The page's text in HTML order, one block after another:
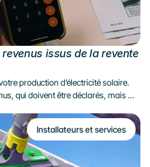
issus de la revente
production d’électricité solaire.
qui doivent être déclarés, mais
la puissance de votre installation
dans cet article les cas de figure
et les démarches à suivre
Installateurs et services